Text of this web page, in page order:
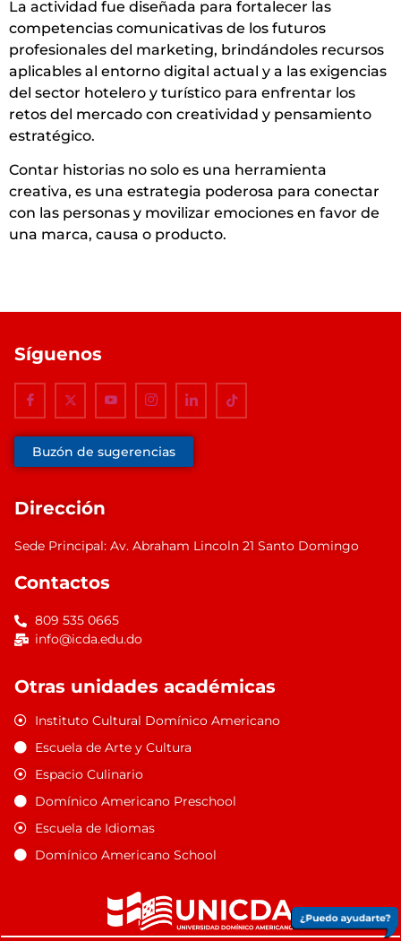
La actividad fue diseñada para fortalecer las
competencias comunicativas de los futuros
profesionales del marketing, brindándoles recursos
aplicables al entorno digital actual y a las exigencias
del sector hotelero y turístico para enfrentar los
retos del mercado con creatividad y pensamiento
estratégico.
Contar historias no solo es una herramienta
creativa, es una estrategia poderosa para conectar
con las personas y movilizar emociones en favor de
una marca, causa o producto.
Síguenos
Buzón de sugerencias
Dirección
Sede Principal: Av. Abraham Lincoln 21 Santo Domingo
Contactos
809 535 0665
info@icda.edu.do
Otras unidades académicas
Instituto Cultural Domínico Americano
Escuela de Arte y Cultura
Espacio Culinario
Domínico Americano Preschool
Escuela de Idiomas
Domínico Americano School